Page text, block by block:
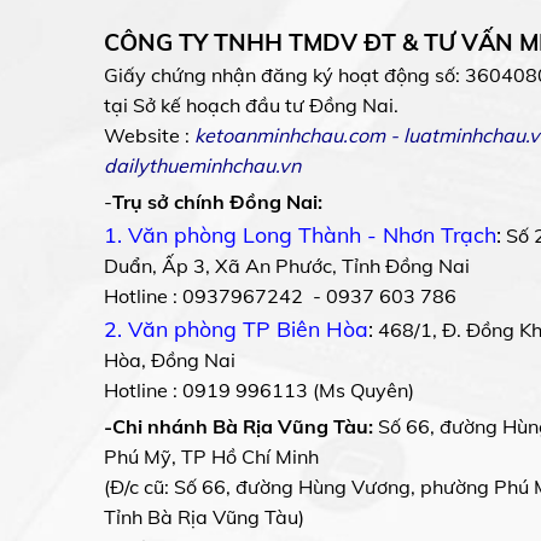
CÔNG TY TNHH TMDV ĐT & TƯ VẤN
Giấy chứng nhận đăng ký hoạt động số:
tại Sở kế hoạch đầu tư Đồng Nai.
Website : ketoanminhchau.com-
dailythueminhchau.vn
-Trụ sở chính Đồng Nai:
1. Văn phòng Long Thành - Nhơn Trạch: Số
Duẩn, Ấp 3, Xã An Phước, Tỉnh Đồng Nai
Hotline : 0937967242 - 0937 603 786
2. Văn phòng TP Biên Hòa: 468/1, Đ. Đồng
Hòa, Đồng Nai
Hotline : 0919 996113 (Ms Quyên)
-Chi nhánh Bà Rịa Vũng Tàu: Số 66, đường
Phú Mỹ, TP Hồ Chí Minh
(Đ/c cũ: Số 66, đường Hùng Vương, phường Phú
Tỉnh Bà Rịa Vũng Tàu)